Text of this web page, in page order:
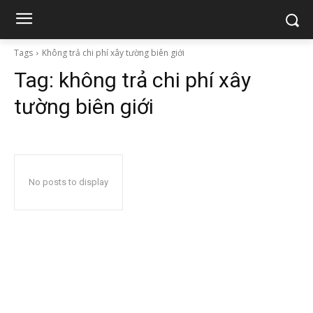
Tags Không trả chi phí xây tường biên giới
Tag: không trả chi phí xây
tường biên giới
No posts to display